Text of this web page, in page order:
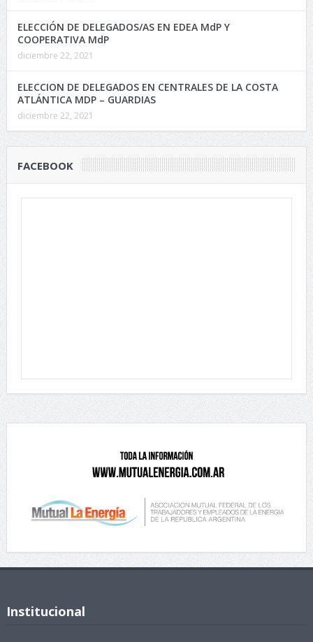
ELECCIÓN DE DELEGADOS/AS EN EDEA MdP Y
COOPERATIVA MdP
diciembre 22, 2021
ELECCION DE DELEGADOS EN CENTRALES DE LA COSTA
ATLÁNTICA MDP – GUARDIAS
diciembre 22, 2021
FACEBOOK
Institucional